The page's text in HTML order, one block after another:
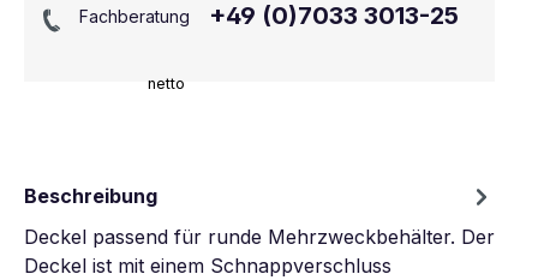
netto
Fachberatung +49 (0)7033 3013-25
Beschreibung
Deckel passend für runde Mehrzweckbehälter. Der
Deckel ist mit einem Schnappverschluss